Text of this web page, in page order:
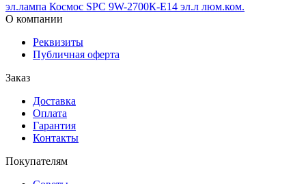
эл.лампа Космос SPC 9W-2700К-E14 эл.л люм.ком.
О компании
Реквизиты
Публичная оферта
Заказ
Доставка
Оплата
Гарантия
Контакты
Покупателям